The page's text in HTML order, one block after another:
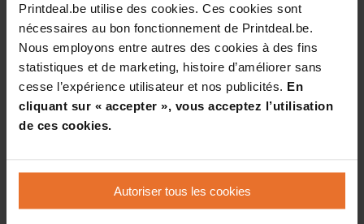
Printdeal.be utilise des cookies. Ces cookies sont
nécessaires au bon fonctionnement de Printdeal.be.
Nous employons entre autres des cookies à des fins
statistiques et de marketing, histoire d’améliorer sans
cesse l’expérience utilisateur et nos publicités. En
cliquant sur « accepter », vous acceptez l’utilisation
de ces cookies.
Autoriser tous les cookies